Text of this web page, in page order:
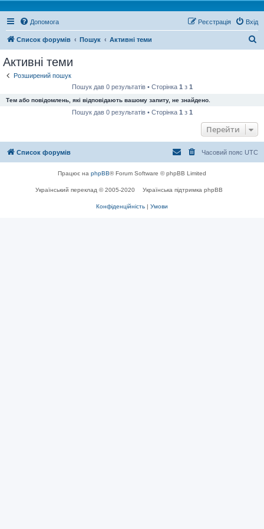
Допомога Вхід
Реєстрація
Список форумів Пошук Активні теми
Активні теми
Розширений пошук
Пошук дав 0 результатів • Сторінка 1 з 1
Тем або повідомлень, які відповідають вашому запиту, не знайдено.
Пошук дав 0 результатів • Сторінка 1 з 1
Перейти
Список форумів Часовий пояс UTC
Працює на phpBB® Forum Software © phpBB Limited
Український переклад © 2005-2020 Українська підтримка phpBB
Конфіденційність | Умови